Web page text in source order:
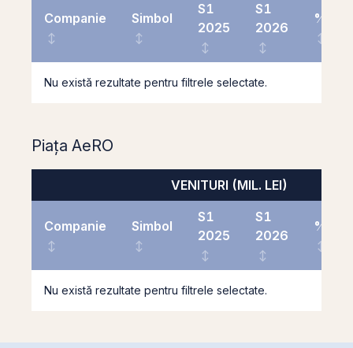
Companie Simbol
S1
2025
S1
2026
%
Nu există rezultate pentru filtrele selectate.
Piața AeRO
VENITURI (MIL. LEI)
Companie Simbol
S1
2025
S1
2026
%
Nu există rezultate pentru filtrele selectate.